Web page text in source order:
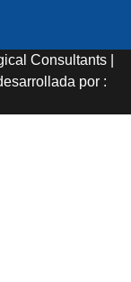
Consultants |
por :